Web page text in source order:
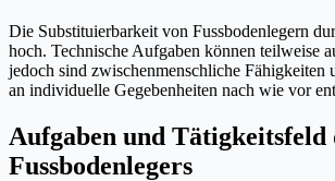
Die Substituierbarkeit von Fussbodenlegern
hoch. Technische Aufgaben können teilweise
jedoch sind zwischenmenschliche Fähigkeiten
an individuelle Gegebenheiten nach wie vor
Aufgaben und Tätigkeitsfeld
Fussbodenlegers